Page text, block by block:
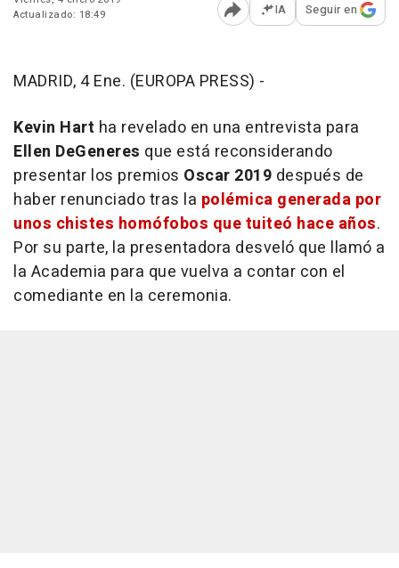
Actualizado: 18:49
Abrir opciones para
IA Seguir en
MADRID, 4 Ene. (EUROPA PRESS) -
Kevin Hart ha revelado en una entrevista para
Ellen DeGeneres que está reconsiderando
presentar los premios Oscar 2019 después de
haber renunciado tras la polémica generada por
unos chistes homófobos que tuiteó hace años.
Por su parte, la presentadora desveló que llamó a
la Academia para que vuelva a contar con el
comediante en la ceremonia.